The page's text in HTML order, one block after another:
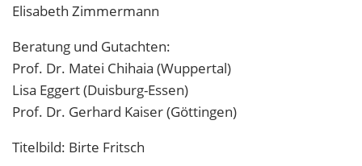
Elisabeth Zimmermann
Beratung und Gutachten:
Prof. Dr. Matei Chihaia (Wuppertal)
Lisa Eggert (Duisburg-Essen)
Prof. Dr. Gerhard Kaiser (Göttingen)
Titelbild: Birte Fritsch